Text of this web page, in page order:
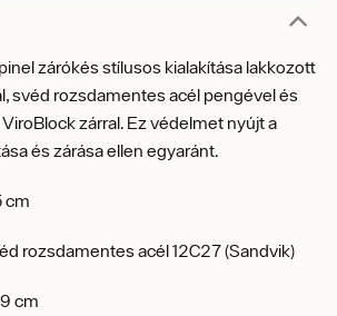
zárókés stílusos kialakítása lakkozott
svéd rozsdamentes acél pengével és
zárral. Ez védelmet nyújt a
és zárása ellen egyaránt.
cm
rozsdamentes acél 12C27 (Sandvik)
9 cm